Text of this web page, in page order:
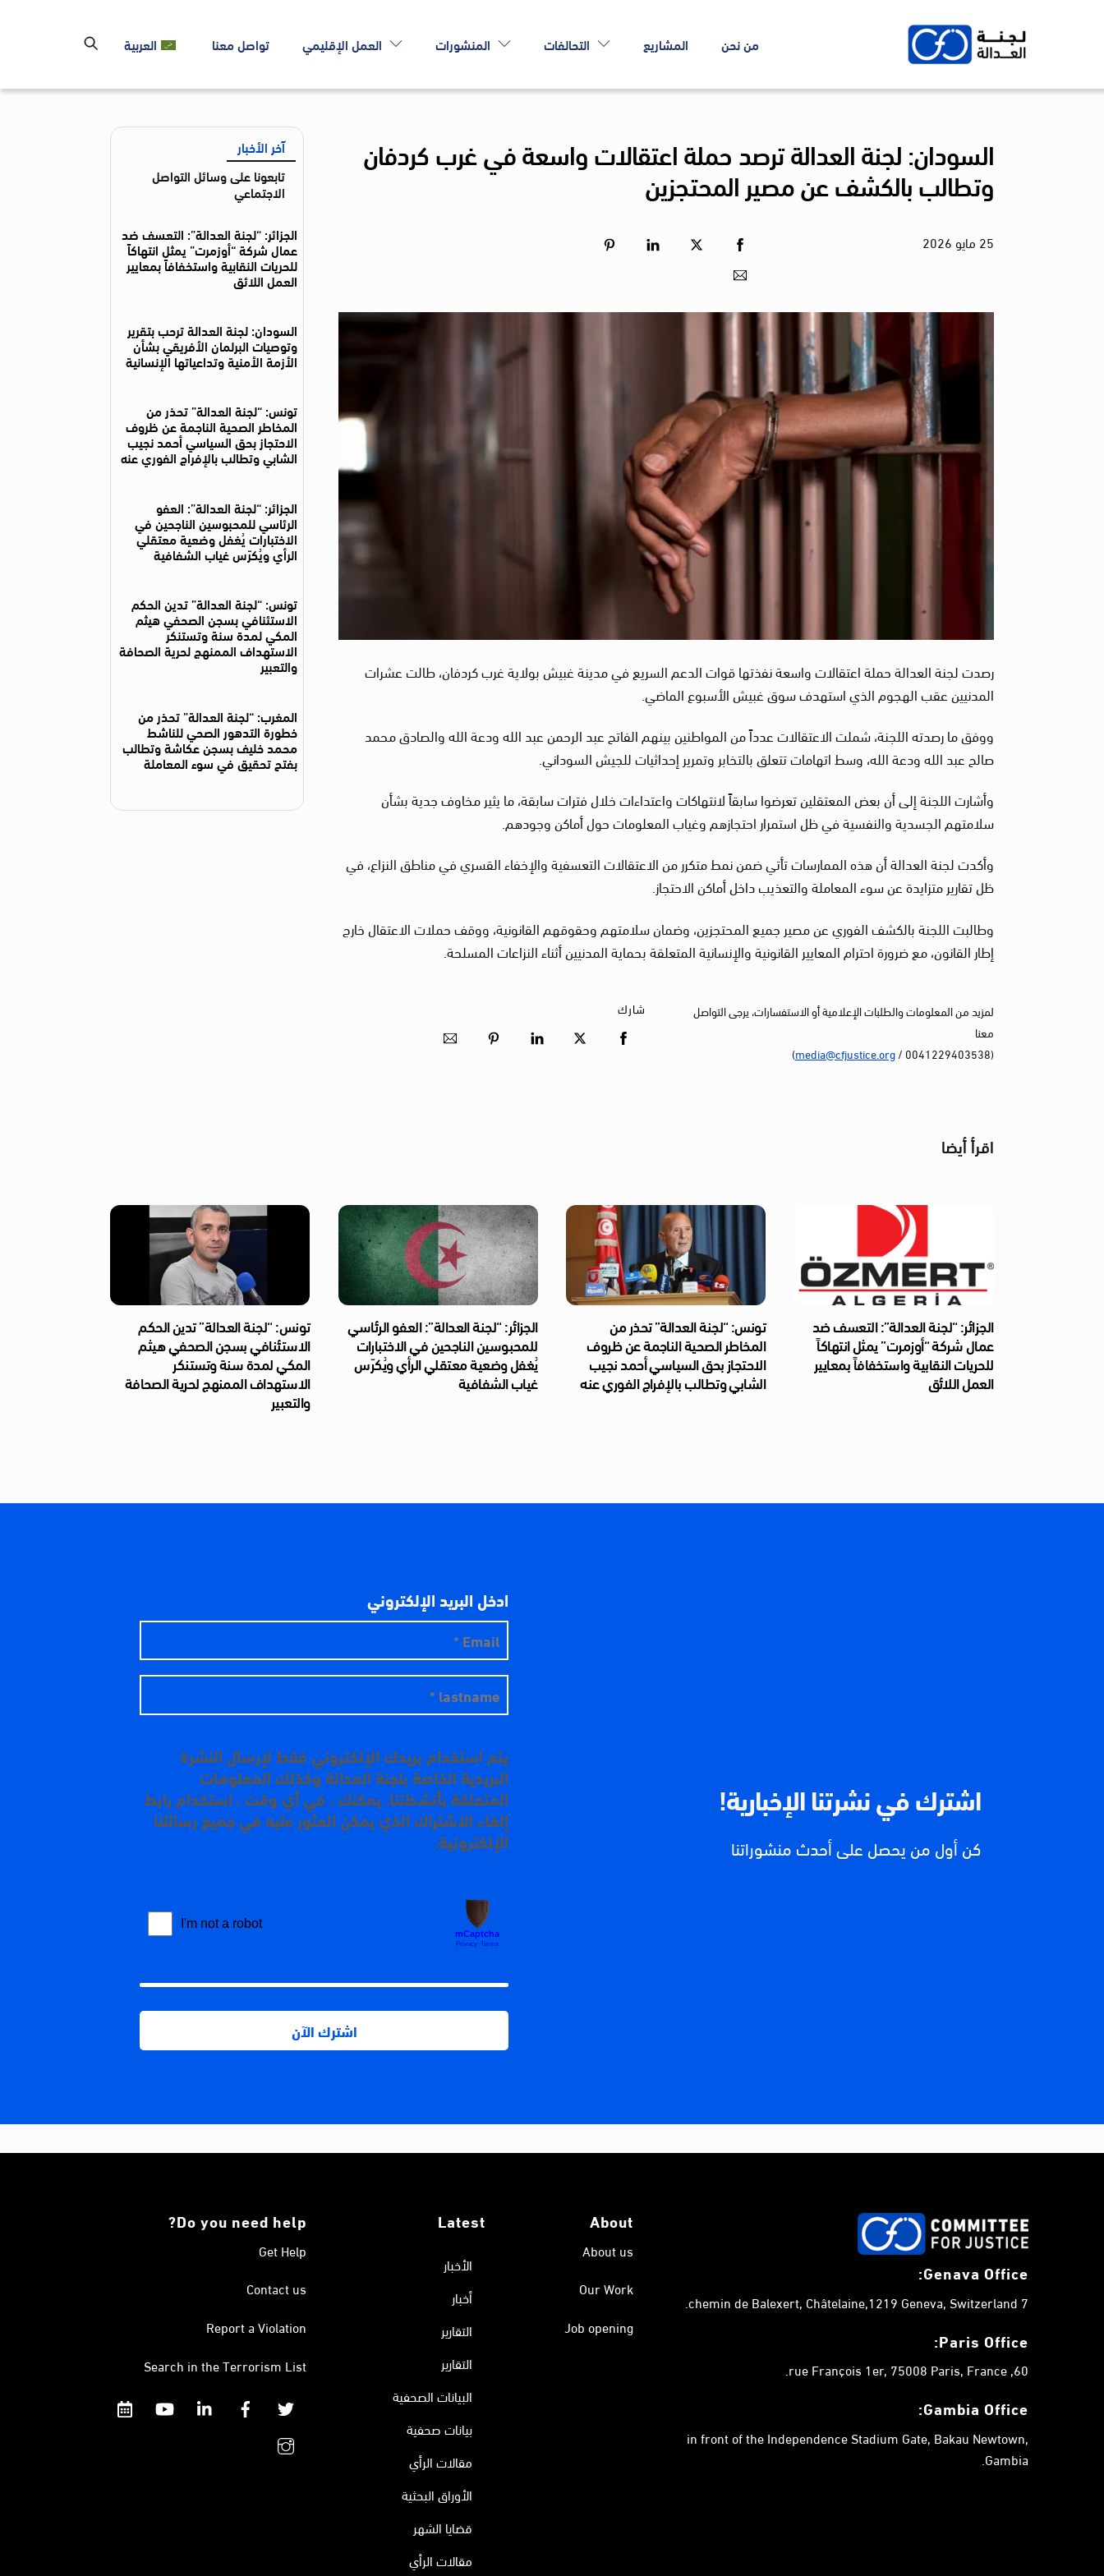
من نحن المشاريع التحالفات المنشورات العمل الإقليمي تواصل معنا العربية
السودان: لجنة العدالة ترصد حملة اعتقالات واسعة في غرب كردفان
وتطالب بالكشف عن مصير المحتجزين
25 مايو 2026
رصدت لجنة العدالة حملة اعتقالات واسعة نفذتها قوات الدعم السريع في مدينة غبيش بولاية غرب كردفان، طالت عشرات
المدنيين عقب الهجوم الذي استهدف سوق غبيش الأسبوع الماضي.
ووفق ما رصدته اللجنة، شملت الاعتقالات عدداً من المواطنين بينهم الفاتح عبد الرحمن عبد الله ودعة الله والصادق محمد
صالح عبد الله ودعة الله، وسط اتهامات تتعلق بالتخابر وتمرير إحداثيات للجيش السوداني.
وأشارت اللجنة إلى أن بعض المعتقلين تعرضوا سابقاً لانتهاكات واعتداءات خلال فترات سابقة، ما يثير مخاوف جدية بشأن
سلامتهم الجسدية والنفسية في ظل استمرار احتجازهم وغياب المعلومات حول أماكن وجودهم.
وأكدت لجنة العدالة أن هذه الممارسات تأتي ضمن نمط متكرر من الاعتقالات التعسفية والإخفاء القسري في مناطق النزاع، في
ظل تقارير متزايدة عن سوء المعاملة والتعذيب داخل أماكن الاحتجاز.
وطالبت اللجنة بالكشف الفوري عن مصير جميع المحتجزين، وضمان سلامتهم وحقوقهم القانونية، ووقف حملات الاعتقال خارج
إطار القانون، مع ضرورة احترام المعايير القانونية والإنسانية المتعلقة بحماية المدنيين أثناء النزاعات المسلحة.
لمزيد من المعلومات والطلبات الإعلامية أو الاستفسارات، يرجى التواصل
معنا
(0041229403538 /
media@cfjustice.org
)
شارك
آخر الأخبار
تابعونا على وسائل التواصل
الاجتماعي
الجزائر: “لجنة العدالة”: التعسف ضد
عمال شركة “أوزمرت” يمثل انتهاكاً
للحريات النقابية واستخفافاً بمعايير
العمل اللائق
السودان: لجنة العدالة ترحب بتقرير
وتوصيات البرلمان الأفريقي بشأن
الأزمة الأمنية وتداعياتها الإنسانية
تونس: “لجنة العدالة” تحذر من
المخاطر الصحية الناجمة عن ظروف
الاحتجاز بحق السياسي أحمد نجيب
الشابي وتطالب بالإفراج الفوري عنه
الجزائر: “لجنة العدالة”: العفو
الرئاسي للمحبوسين الناجحين في
الاختبارات يُغفل وضعية معتقلي
الرأي ويُكرّس غياب الشفافية
تونس: “لجنة العدالة” تدين الحكم
الاستئنافي بسجن الصحفي هيثم
المكي لمدة سنة وتستنكر
الاستهداف الممنهج لحرية الصحافة
والتعبير
المغرب: “لجنة العدالة” تحذر من
خطورة التدهور الصحي للناشط
محمد خليف بسجن عكاشة وتطالب
بفتح تحقيق في سوء المعاملة
اقرأ أيضا
الجزائر: “لجنة العدالة”: التعسف ضد
عمال شركة “أوزمرت” يمثل انتهاكاً
للحريات النقابية واستخفافاً بمعايير
العمل اللائق
تونس: “لجنة العدالة” تحذر من
المخاطر الصحية الناجمة عن ظروف
الاحتجاز بحق السياسي أحمد نجيب
الشابي وتطالب بالإفراج الفوري عنه
الجزائر: “لجنة العدالة”: العفو الرئاسي
للمحبوسين الناجحين في الاختبارات
يُغفل وضعية معتقلي الرأي ويُكرّس
غياب الشفافية
تونس: “لجنة العدالة” تدين الحكم
الاستئنافي بسجن الصحفي هيثم
المكي لمدة سنة وتستنكر
الاستهداف الممنهج لحرية الصحافة
والتعبير
اشترك في نشرتنا الإخبارية!
كن أول من يحصل على أحدث منشوراتنا
ادخل البريد الإلكتروني
يتم استخدام بريدك الإلكتروني فقط لإرسال النشرة
البريدية الخاصة بلجنة العدالة وكذلك المعلومات
المتعلقة بأنشطتنا. يمكنك ، في أي وقت ، استخدام رابط
إلغاء الاشتراك الذي يمكن العثور عليه في جميع رسائلنا
الإلكترونية.
Genava Office:
7 chemin de Balexert, Châtelaine,1219 Geneva, Switzerland.
Paris Office:
60, rue François 1er, 75008 Paris, France.
Gambia Office:
in front of the Independence Stadium Gate, Bakau Newtown,
Gambia.
About
About us
Our Work
Job opening
Latest
الأخبار
أخبار
التقارير
التقارير
البيانات الصحفية
بيانات صحفية
مقالات الرأي
الأوراق البحثية
قضايا الشهر
مقالات الرأي
Do you need help?
Get Help
Contact us
Report a Violation
Search in the Terrorism List
Twitter
Facebook
Linkedin
YouTube